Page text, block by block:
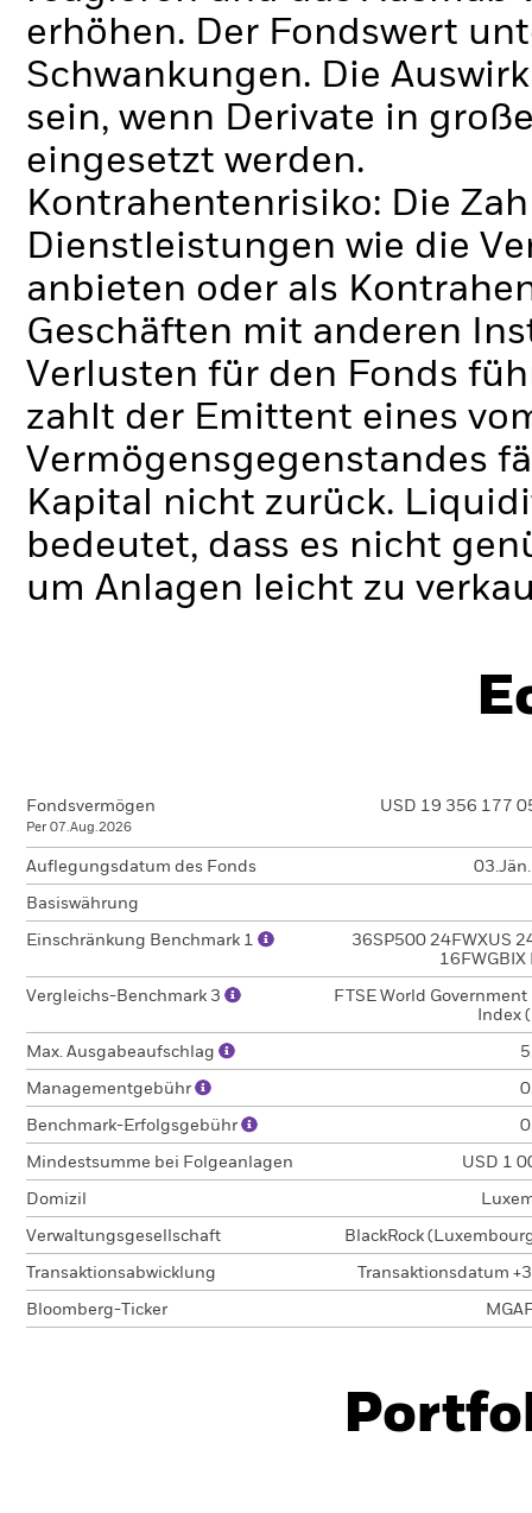
erhöhen. Der Fondswert
Schwankungen. Die
sein, wenn Derivate in
eingesetzt werden.
Kontrahentenrisiko: Die
Dienstleistungen wie die
anbieten oder als
Geschäften mit anderen
Verlusten für den Fonds
zahlt der Emittent eines
Vermögensgegenstandes
Kapital nicht zurück.
bedeutet, dass es nicht
um Anlagen leicht zu
Fondsvermögen
Per 07.Aug.2026
USD 19 356 177
Auflegungsdatum des Fonds
Basiswährung
Einschränkung Benchmark 1
36SP500 24FWXUS
16FWGBIX
Vergleichs-Benchmark 3
FTSE World Government
Index
Max. Ausgabeaufschlag
Managementgebühr
Benchmark-Erfolgsgebühr
Mindestsumme bei Folgeanlagen USD 1
Domizil
Verwaltungsgesellschaft BlackRock
Transaktionsabwicklung Transaktionsdatum
Bloomberg-Ticker